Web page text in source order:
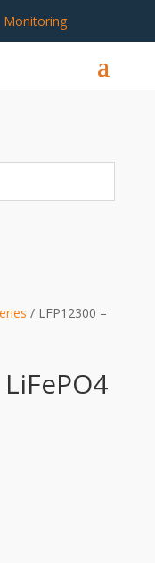
Monitoring
/ LFP12300 –